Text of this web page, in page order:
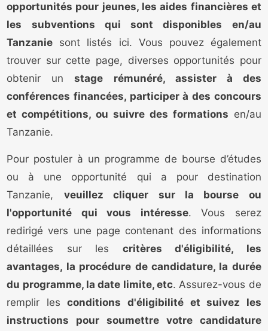
opportunités pour jeunes, les aides financières et
les subventions qui sont disponibles en/au
Tanzanie sont listés ici. Vous pouvez également
trouver sur cette page, diverses opportunités pour
obtenir unstage rémunéré, assister à des
conférences financées, participer à des concours
et compétitions, ou suivre des formations en/au
Tanzanie.
Pour postuler à un programme de bourse d’études
ou à une opportunité qui a pour destination
Tanzanie, veuillez cliquer sur la bourse ou
l'opportunité qui vous intéresse. Vous serez
redirigé vers une page contenant des informations
détaillées sur les critères d'éligibilité, les
avantages, la procédure de candidature, la durée
du programme, la date limite, etc. Assurez-vous de
remplir lesconditions d'éligibilité et suivez les
instructions pour soumettre votre candidature